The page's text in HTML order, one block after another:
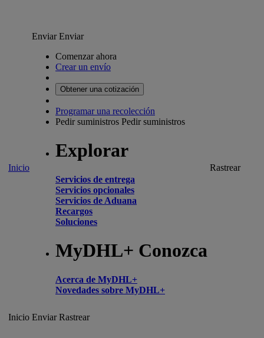
Inicio
EnviarEnviar
Comenzar ahora
Crear un envío
Obtener una cotización
Programar una recolección
Pedir suministros Pedir suministros
Explorar
Servicios de entrega
Servicios opcionales
Servicios de Aduana
Recargos
Soluciones
MyDHL+ Conozca
Acerca de MyDHL+
Novedades sobre MyDHL+
Rastrear
Inicio Enviar Rastrear